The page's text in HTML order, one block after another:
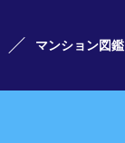
マンション図鑑